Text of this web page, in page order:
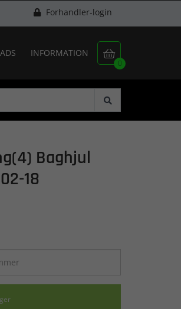
Forhandler-login

0
INFORMATION
Baghjul
18